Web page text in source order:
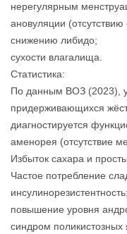
нерегулярным
ановуляции (отсутствию
снижению либидо;
сухости влагалища.
Статистика:
По данным ВОЗ (2023),
придерживающихся
диагностируется
аменорея (отсутствие
Избыток сахара и
Частое потребление
инсулинорезистентность;
повышение уровня
синдром